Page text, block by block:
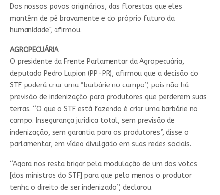
Dos nossos povos originários, das florestas que eles
mantêm de pé bravamente e do próprio futuro da
humanidade", afirmou.
AGROPECUÁRIA
O presidente da Frente Parlamentar da Agropecuária,
deputado Pedro Lupion (PP-PR), afirmou que a decisão do
STF poderá criar uma “barbárie no campo”, pois não há
previsão de indenização para produtores que perderem suas
terras. “O que o STF está fazendo é criar uma barbárie no
campo. Insegurança jurídica total, sem previsão de
indenização, sem garantia para os produtores”, disse o
parlamentar, em vídeo divulgado em suas redes sociais.
“Agora nos resta brigar pela modulação de um dos votos
[dos ministros do STF] para que pelo menos o produtor
tenha o direito de ser indenizado”, declarou.